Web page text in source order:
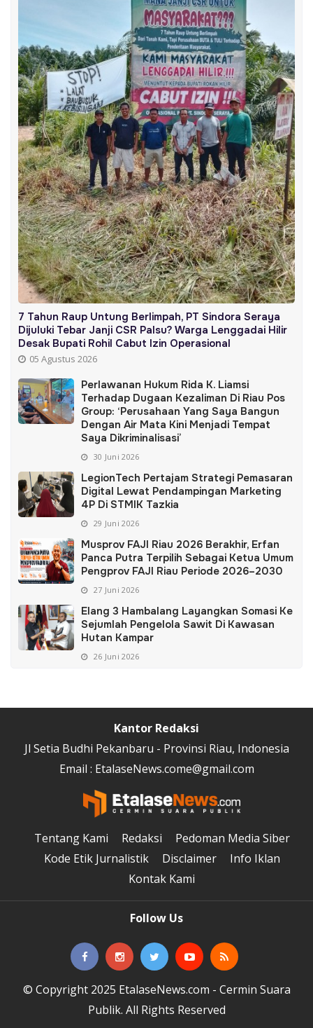
7 Tahun Raup Untung Berlimpah, PT Sindora Seraya
Dijuluki Tebar Janji CSR Palsu? Warga Lenggadai Hilir
Desak Bupati Rohil Cabut Izin Operasional
05 Agustus 2026
Perlawanan Hukum Rida K. Liamsi
Terhadap Dugaan Kezaliman Di Riau Pos
Group: ‘Perusahaan Yang Saya Bangun
Dengan Air Mata Kini Menjadi Tempat
Saya Dikriminalisasi’
30 Juni 2026
LegionTech Pertajam Strategi Pemasaran
Digital Lewat Pendampingan Marketing
4P Di STMIK Tazkia
29 Juni 2026
Musprov FAJI Riau 2026 Berakhir, Erfan
Panca Putra Terpilih Sebagai Ketua Umum
Pengprov FAJI Riau Periode 2026–2030
27 Juni 2026
Elang 3 Hambalang Layangkan Somasi Ke
Sejumlah Pengelola Sawit Di Kawasan
Hutan Kampar
26 Juni 2026
Kantor Redaksi
Jl Setia Budhi Pekanbaru - Provinsi Riau, Indonesia
Email : EtalaseNews.come@gmail.com
Tentang Kami Redaksi
Pedoman Media Siber
Kode Etik Jurnalistik
Disclaimer
Info Iklan
Kontak Kami
Follow Us
© Copyright 2025 EtalaseNews.com - Cermin Suara
Publik. All Rights Reserved